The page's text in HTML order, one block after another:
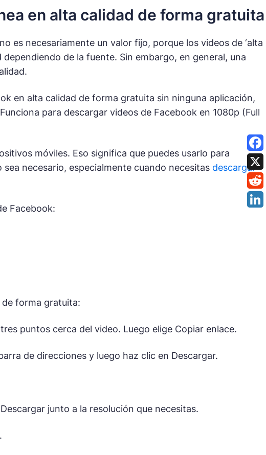
en alta calidad de forma gratuita
es necesariamente un valor fijo, porque los videos de ‘alta
de la fuente. Sin embargo, en general, una
en alta calidad de forma gratuita sin ninguna aplicación,
para descargar videos de Facebook en 1080p (Full
móviles. Eso significa que puedes usarlo para
necesario, especialmente cuando necesitas descargar
Facebook:
de forma gratuita:
puntos cerca del video. Luego elige Copiar enlace.
de direcciones y luego haz clic en Descargar.
junto a la resolución que necesitas.